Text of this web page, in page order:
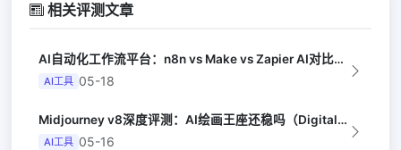
相关评测文章
AI自动化工作流平台：n8n vs Make vs Zapier AI对比（Au...
AI工具 05-18
Midjourney v8深度评测：AI绘画王座还稳吗（Digital Arts...
AI工具 05-16